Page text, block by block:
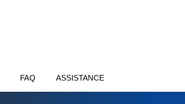
FAQ ASSISTANCE